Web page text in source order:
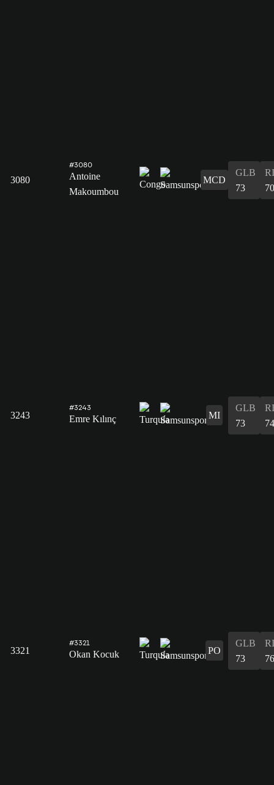
3080
#3080
Antoine
Makoumbou
MCD
GLB
73
70
3243
#3243
Emre Kılınç MI
GLB
73
74
3321
#3321
Okan Kocuk PO
GLB
73
76